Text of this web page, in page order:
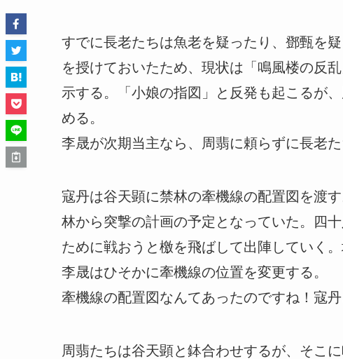
すでに長老たちは魚老を疑ったり、鄧甄を
を授けておいたため、現状は「鳴風楼の反
示する。「小娘の指図」と反発も起こるが
める。
李晟が次期当主なら、周翡に頼らずに長老
寇丹は谷天顕に禁林の牽機線の配置図を渡
林から突撃の計画の予定となっていた。四
ために戦おうと檄を飛ばして出陣していく
李晟はひそかに牽機線の位置を変更する。
牽機線の配置図なんてあったのですね！寇
周翡たちは谷天顕と鉢合わせするが、そこ